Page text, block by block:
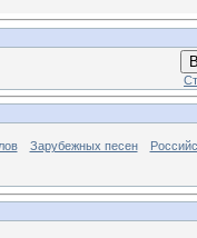
Зарубежных песен